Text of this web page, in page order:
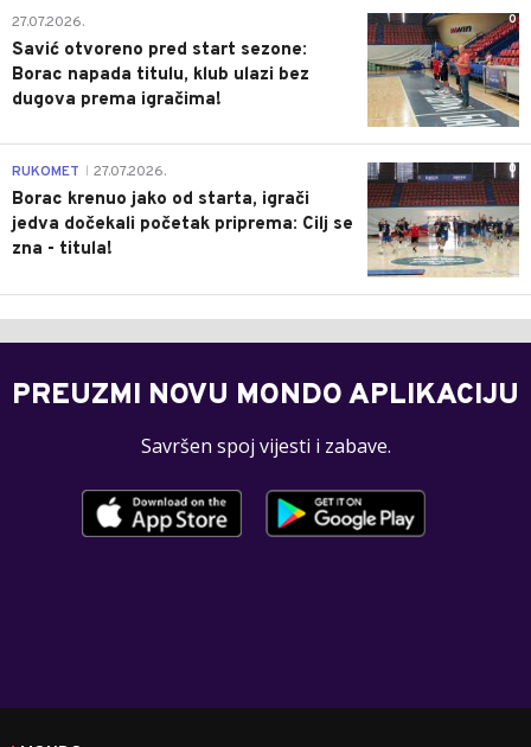
0
27.07.2026.
Savić otvoreno pred start sezone:
Borac napada titulu, klub ulazi bez
dugova prema igračima!
0
RUKOMET 27.07.2026.
Borac krenuo jako od starta, igrači
jedva dočekali početak priprema: Cilj se
zna - titula!
PREUZMI NOVU MONDO APLIKACIJU
Savršen spoj vijesti i zabave.